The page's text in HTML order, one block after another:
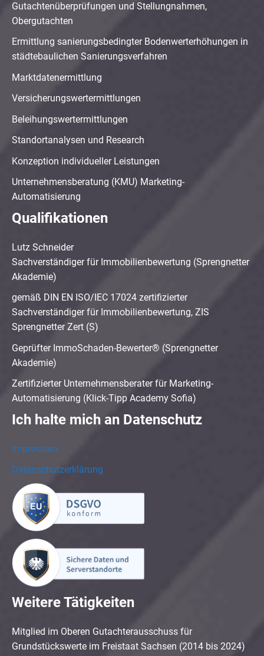
Gutachtenüberprüfungen und Stellungnahmen,
Obergutachten
Ermittlung sanierungsbedingter Bodenwerterhöhungen in
städtebaulichen Sanierungsverfahren
Marktdatenermittlung
Versicherungswertermittlungen
Beleihungswertermittlungen
Standortanalysen und Research
Konzeption individueller Leistungen
Unternehmensberatung (KMU) Marketing-
Automatisierung
Qualifikationen
Lutz Schneider
Sachverständiger für Immobilienbewertung (Sprengnetter
Akademie)
gemäß DIN EN ISO/IEC 17024 zertifizierter
Sachverständiger für Immobilienbewertung, ZIS
Sprengnetter Zert (S)
Geprüfter ImmoSchaden-Bewerter® (Sprengnetter
Akademie)
Zertifizierter Unternehmensberater für Marketing-
Automatisierung (Klick-Tipp Academy Sofia)
Ich halte mich an Datenschutz
Impressum
Datenschutzerklärung
Weitere Tätigkeiten
Mitglied im Oberen Gutachterausschuss für
Grundstückswerte im Freistaat Sachsen (2014 bis 2024)